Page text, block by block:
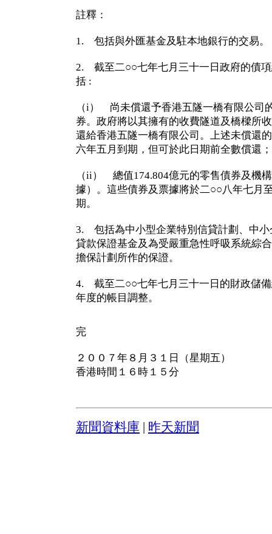
註釋：
1. 包括與外匯基金及駐本地銀行的交易。
2. 截至二○○七年七月三十一日政府的債項
括 :
（i） 尚未償還予香港五隧一橋有限公司
券。政府將以其擁有的收費隧道及橋樑所
還給香港五隧一橋有限公司。上述未償還
六年五月到期，但可於此日期前全數償還
（ii） 總值174.804億元的零售債券及機
據）。這些債券及票據將於二○○八年七月
期。
3. 包括為中小型企業特別信貸計劃、中小
貸款保證基金及為受嚴重急性呼吸系統綜
擔保計劃所作的保證。
4. 截至二○○七年七月三十一日的財政儲
年度的帳目調整。
完
２００７年８月３１日（星期五）
香港時間１６時１５分
新聞資料庫 昨天新聞